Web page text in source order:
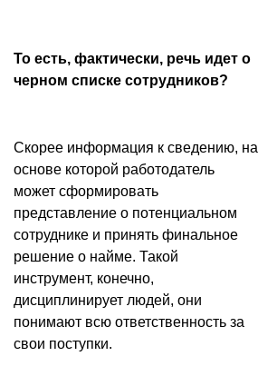
То есть, фактически, речь идет о
черном списке сотрудников?
Скорее информация к сведению, на
основе которой работодатель
может сформировать
представление о потенциальном
сотруднике и принять финальное
решение о найме. Такой
инструмент, конечно,
дисциплинирует людей, они
понимают всю ответственность за
свои поступки.